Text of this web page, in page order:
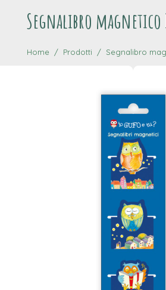
Segnalibro magnetico
Home Prodotti Segnalibro